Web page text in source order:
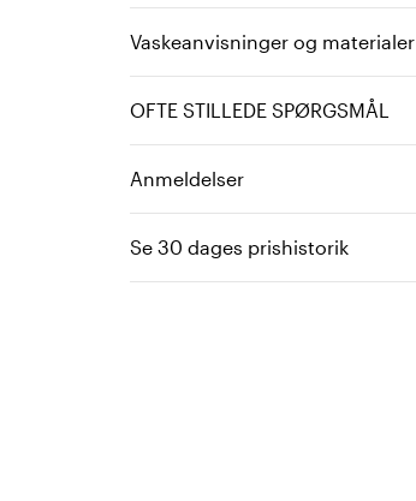
Vaskeanvisninger og materialer
OFTE STILLEDE SPØRGSMÅL
Anmeldelser
Se 30 dages prishistorik